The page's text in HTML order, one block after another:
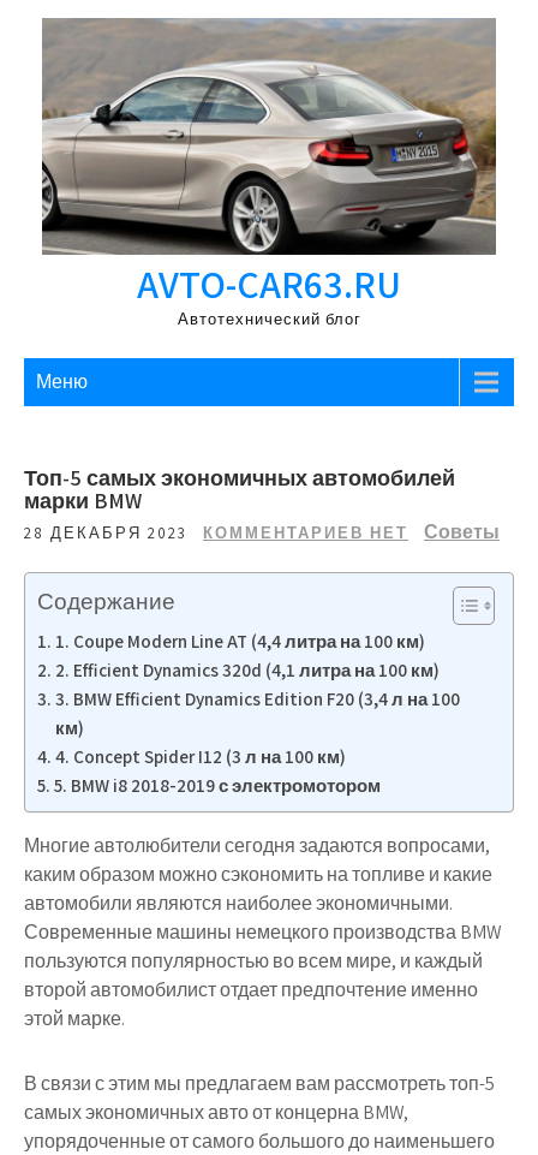
Перейти
содержимому
AVTO-CAR63.RU
Автотехнический блог
Меню
Топ-5 самых экономичных автомобилей
марки BMW
28 ДЕКАБРЯ 2023 КОММЕНТАРИЕВ НЕТ Советы
Содержание
1. Coupe Modern Line AT (4,4 литра на 100 км)
2. Efficient Dynamics 320d (4,1 литра на 100 км)
3. BMW Efficient Dynamics Edition F20 (3,4 л на 100
км)
4. Concept Spider I12 (3 л на 100 км)
5. BMW i8 2018-2019 с электромотором
Многие автолюбители сегодня задаются вопросами,
каким образом можно сэкономить на топливе и какие
автомобили являются наиболее экономичными.
Современные машины немецкого производства BMW
пользуются популярностью во всем мире, и каждый
второй автомобилист отдает предпочтение именно
этой марке.
В связи с этим мы предлагаем вам рассмотреть топ-5
самых экономичных авто от концерна BMW,
упорядоченные от самого большого до наименьшего